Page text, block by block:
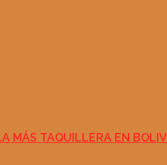
MÁS TAQUILLERA EN